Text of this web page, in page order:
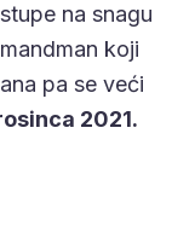
na snagu
koji
pa se veći
2021.